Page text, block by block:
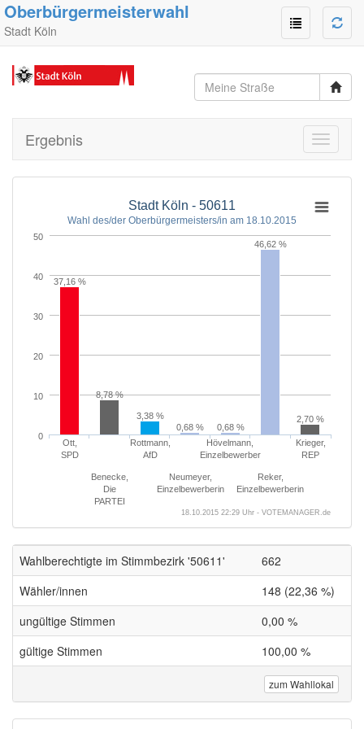
Oberbürgermeisterwahl
Stadt Köln
Toggle
Ergebnis
Stadt Köln - 50611
Wahl des/der Oberbürgermeisters/in am 18.10.2015
37,16 %
8,78 %
3,38 %
0,68 %
0,68 %
46,62 %
2,70 %
Ott,
SPD
Benecke,
Die
PARTEI
Rottmann,
AfD
Neumeyer,
Einzelbewerberin
Hövelmann,
Einzelbewerber
Reker,
Einzelbewerberin
Krieger,
REP
0
10
20
30
40
50
18.10.2015 22:29 Uhr - VOTEMANAGER.de
Wahlberechtigte im Stimmbezirk '50611'
662
Wähler/innen
148 (22,36 %)
ungültige Stimmen
0,00 %
gültige Stimmen
100,00 %
zum Wahllokal